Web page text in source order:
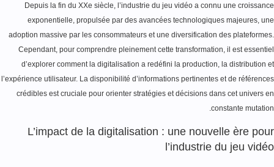
Depuis la fin du XXe siècle, l’industrie du jeu vidéo a connu une
exponentielle, propulsée par des avancées technologiques majeures,
adoption massive par les consommateurs et une diversification des
Cependant, pour comprendre pleinement cette transformation, il est
d’explorer comment la digitalisation a redéfini la production, la distribution
l’expérience utilisateur. La disponibilité d’informations pertinentes et de
crédibles est cruciale pour orienter stratégies et décisions dans cet univers
constante
L’impact de la digitalisation : une nouvelle ère
l’industrie du jeu